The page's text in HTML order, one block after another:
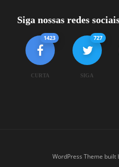
Siga nossas redes
1423
CURTA
727
SIGA
WordPress Theme built